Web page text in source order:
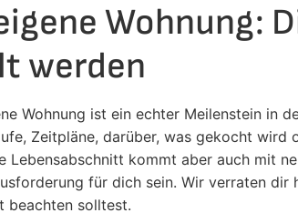
Wohnung:
werden
Wohnung ist ein echter Meilenstein in
Zeitpläne, darüber, was gekocht
Lebensabschnitt kommt aber auch mit
für dich sein. Wir verraten dir
beachten solltest.